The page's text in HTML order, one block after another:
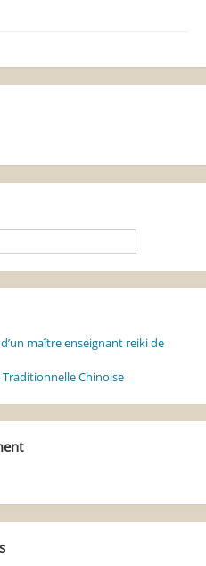
maître enseignant reiki de
Traditionnelle Chinoise